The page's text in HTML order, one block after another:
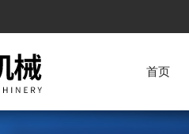
首页